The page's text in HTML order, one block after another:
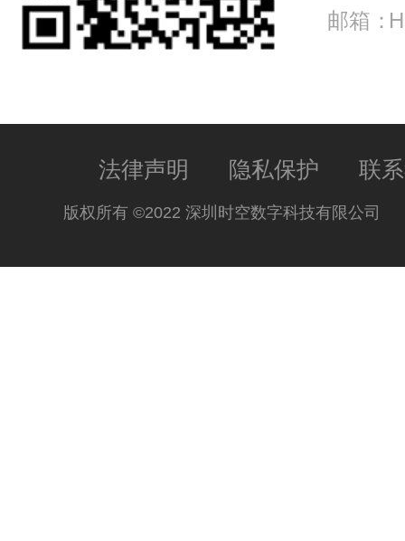
邮箱：
法律声明 隐私保护 联
版权所有 ©2022 深圳时空数字科技有限公司